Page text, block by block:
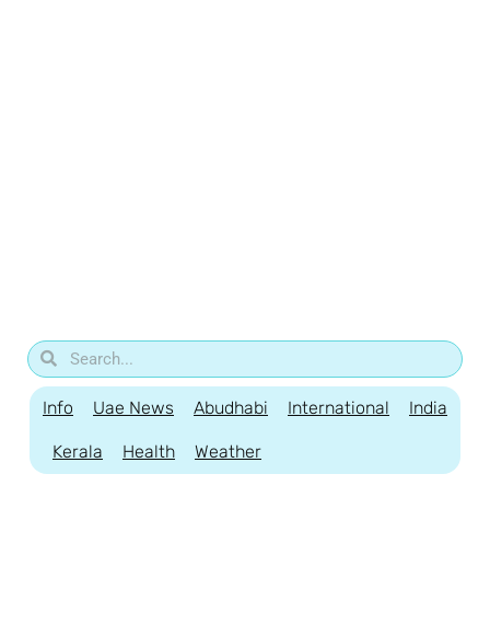
Info Uae News Abudhabi International India
Kerala Health Weather